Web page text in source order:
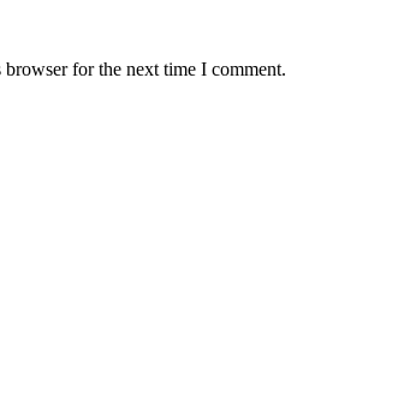
for the next time I comment.